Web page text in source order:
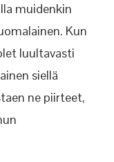
muidenkin
Kun
luultavasti
siellä
ne piirteet,